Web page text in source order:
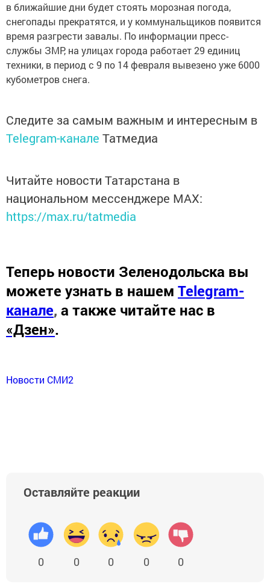
в ближайшие дни будет стоять морозная погода,
снегопады прекратятся, и у коммунальщиков появится
время разгрести завалы. По информации пресс-
службы ЗМР, на улицах города работает 29 единиц
техники, в период с 9 по 14 февраля вывезено уже 6000
кубометров снега.
Следите за самым важным и интересным в
Telegram-канале Татмедиа
Читайте новости Татарстана в
национальном мессенджере MАХ:
https://max.ru/tatmedia
Теперь новости Зеленодольска вы
можете узнать в нашем Telegram-
канале, а также читайте нас в
«Дзен».
Новости СМИ2
Оставляйте реакции
0 0 0 0 0